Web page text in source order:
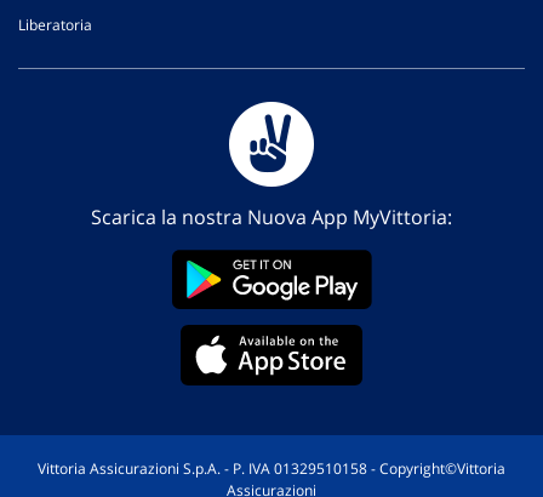
Liberatoria
Scarica la nostra Nuova App MyVittoria:
Vittoria Assicurazioni S.p.A. - P. IVA 01329510158 - Copyright©Vittoria
Assicurazioni